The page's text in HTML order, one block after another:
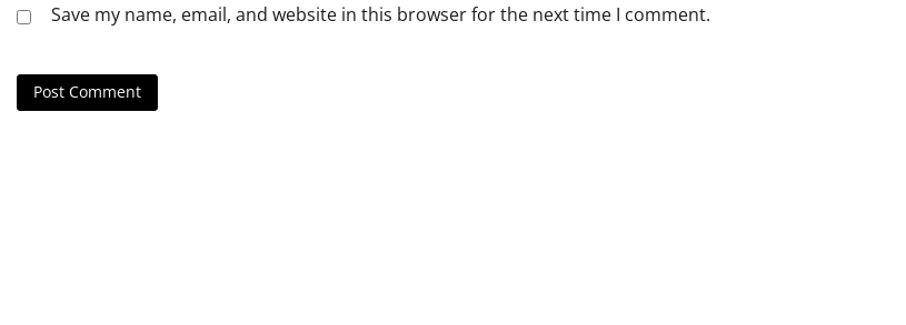
Save my name, email, and website in this browser for the next time I comment.